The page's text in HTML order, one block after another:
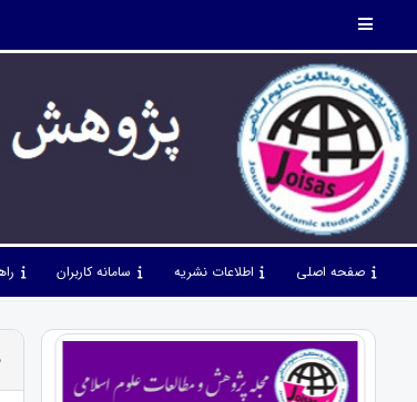
صفحه اصلی اطلاعات نشریه سامانه کاربران